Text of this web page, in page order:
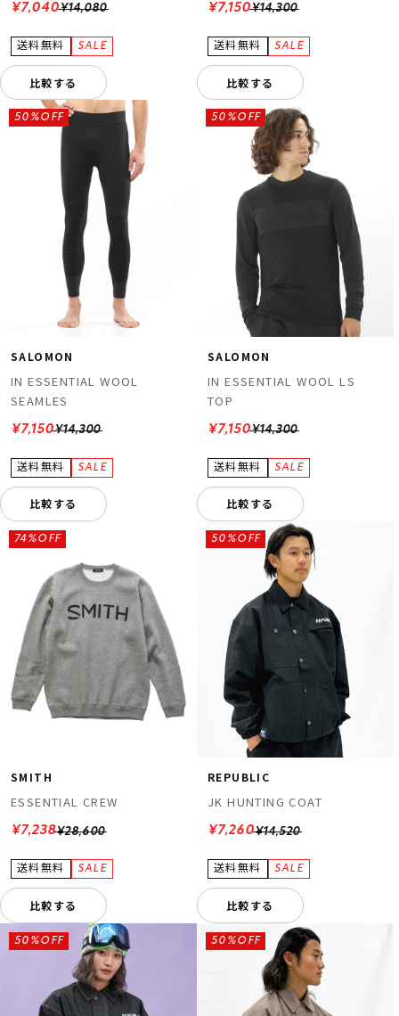
¥14,080
¥7,040
比較する
¥14,300
¥7,150
比較する
SALOMON
IN ESSENTIAL WOOL
SEAMLES
¥14,300
50%OFF
¥7,150
比較する
SALOMON
IN ESSENTIAL WOOL LS
TOP
¥14,300
50%OFF
¥7,150
比較する
SMITH
ESSENTIAL CREW
¥28,600
74%OFF
¥7,238
比較する
REPUBLIC
JK HUNTING COAT
¥14,520
50%OFF
¥7,260
比較する
50%OFF 50%OFF